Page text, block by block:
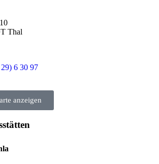
Thal
6 30 97
anzeigen